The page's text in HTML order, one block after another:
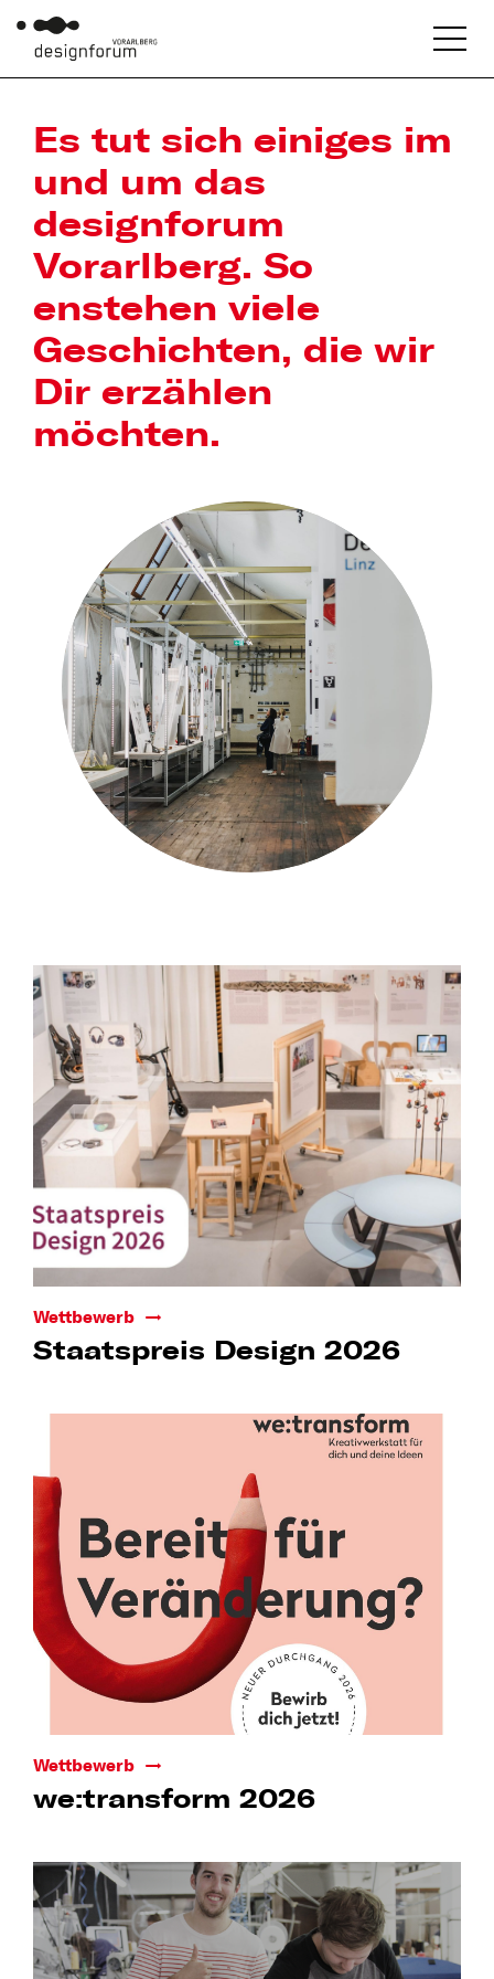
Es tut sich einiges im
und um das
designforum
Vorarlberg. So
enstehen viele
Geschichten, die wir
Dir erzählen
möchten.
Wettbewerb
Staatspreis Design 2026
Wettbewerb
we:transform 2026